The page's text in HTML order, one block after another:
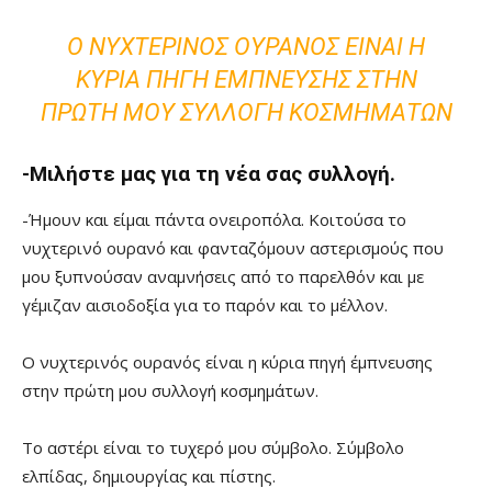
Ο ΝΥΧΤΕΡΙΝΌΣ ΟΥΡΑΝΌΣ ΕΊΝΑΙ Η
ΚΎΡΙΑ ΠΗΓΉ ΈΜΠΝΕΥΣΗΣ ΣΤΗΝ
ΠΡΏΤΗ ΜΟΥ ΣΥΛΛΟΓΉ ΚΟΣΜΗΜΆΤΩΝ
-Μιλήστε μας για τη νέα σας συλλογή.
-Ήμουν και είμαι πάντα ονειροπόλα. Κοιτούσα το
νυχτερινό ουρανό και φανταζόμουν αστερισμούς που
μου ξυπνούσαν αναμνήσεις από το παρελθόν και με
γέμιζαν αισιοδοξία για το παρόν και το μέλλον.
Ο νυχτερινός ουρανός είναι η κύρια πηγή έμπνευσης
στην πρώτη μου συλλογή κοσμημάτων.
Το αστέρι είναι το τυχερό μου σύμβολο. Σύμβολο
ελπίδας, δημιουργίας και πίστης.